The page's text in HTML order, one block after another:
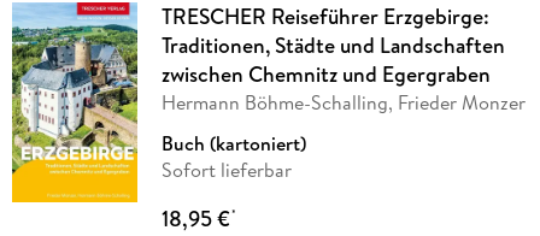
TRESCHER Reiseführer Erzgebirge:
Traditionen, Städte und Landschaften
zwischen Chemnitz und Egergraben
Hermann Böhme-Schalling, Frieder Monzer
Buch (kartoniert)
Sofort lieferbar
18,95 €*